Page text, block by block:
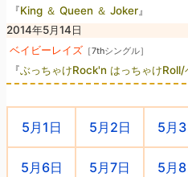
『King ＆ Queen ＆ Joker』
2014年5月14日
ベイビーレイズ ［7thシングル］
『ぶっちゃけRock'n はっちゃけRoll/
5月1日 5月2日 5月3
5月6日 5月7日 5月8